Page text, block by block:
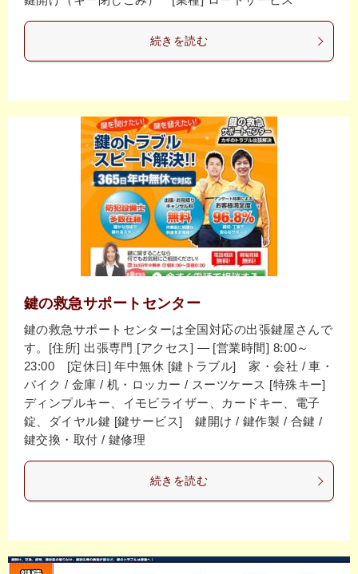
続きを読む
鍵の救急サポートセンター
鍵の救急サポートセンターは全国対応の出張鍵屋さんで
す。[住所] 出張専門 [アクセス] ― [営業時間] 8:00～
23:00 [定休日] 年中無休 [鍵トラブル] 家・会社 / 車・
バイク / 金庫 / 机・ロッカー / スーツケース [特殊キー]
ディンプルキー、イモビライザー、カードキー、電子
錠、ダイヤル鍵 [鍵サービス] 鍵開け / 鍵作製 / 合鍵 /
鍵交換・取付 / 鍵修理
続きを読む